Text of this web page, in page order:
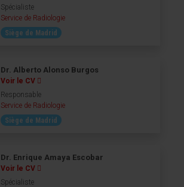
Spécialiste
Service de Radiologie
Siège de Madrid
Dr. Alberto Alonso Burgos
Voir le CV
Responsable
Service de Radiologie
Siège de Madrid
Dr. Enrique Amaya Escobar
Voir le CV
Spécialiste